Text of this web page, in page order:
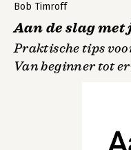
Bob Timroff
Aan de slag met
Praktische tips
Van beginner tot